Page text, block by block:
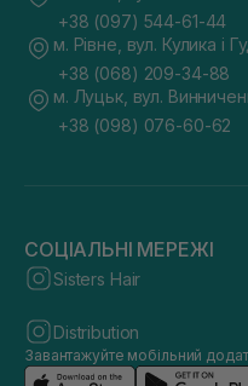
+38 (097) 544-61-44
м. Рівне, вул. Кулика і
+38 (068) 209-34-88
м. Луцьк, вул.
+38 (098) 076-60-62
СОЦІАЛЬНІ МЕРЕЖІ
Sisters Hair
Distribution
Завантажуйте мобільний